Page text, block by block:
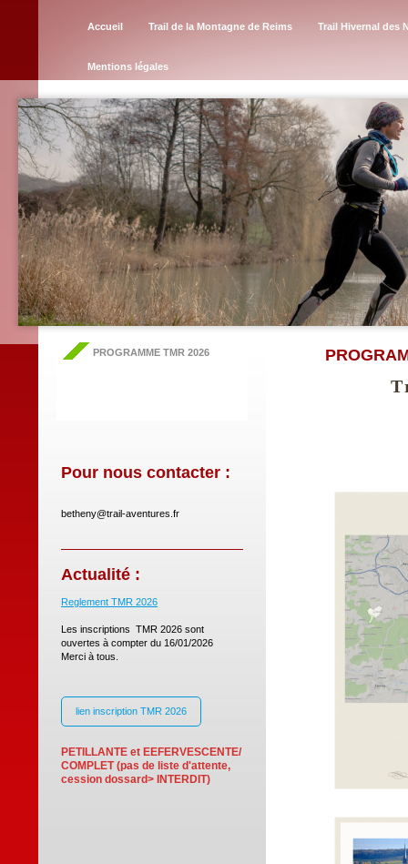
Accueil Trail de la Montagne de Reims Trail Hivernal des
Mentions légales
PROGRAMME TMR 2026
Pour nous contacter :
betheny@trail-aventures.fr
Actualité :
Reglement TMR 2026
Les inscriptions TMR 2026 sont
ouvertes à compter du 16/01/2026
Merci à tous.
lien inscription TMR 2026
PETILLANTE et EEFERVESCENTE/
COMPLET (pas de liste d'attente,
cession dossard> INTERDIT)